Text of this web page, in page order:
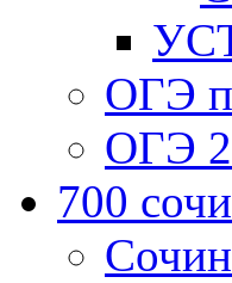
ОГЭ
ОГЭ
700